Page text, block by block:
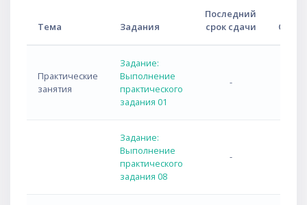
Тема Задания
Последний
срок сдачи
Ответ
Практические
занятия
Задание:
Выполнение
практического
задания 01
-
Задание:
Выполнение
практического
задания 08
-